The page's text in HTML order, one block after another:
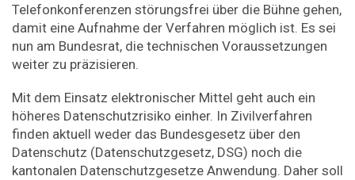
Telefonkonferenzen störungsfrei über die Bühne gehen,
damit eine Aufnahme der Verfahren möglich ist. Es sei
nun am Bundesrat, die technischen Voraussetzungen
weiter zu präzisieren.
Mit dem Einsatz elektronischer Mittel geht auch ein
höheres Datenschutzrisiko einher. In Zivilverfahren
finden aktuell weder das Bundesgesetz über den
Datenschutz (Datenschutzgesetz, DSG) noch die
kantonalen Datenschutzgesetze Anwendung. Daher soll